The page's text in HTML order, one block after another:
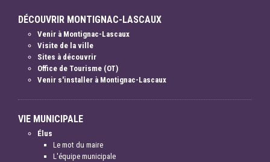
DÉCOUVRIR MONTIGNAC-LASCAUX
Venir à Montignac-Lascaux
Visite de la ville
Sites à découvrir
Office de Tourisme (OT)
Venir s'installer à Montignac-Lascaux
VIE MUNICIPALE
Élus
Le mot du maire
L'équipe municipale